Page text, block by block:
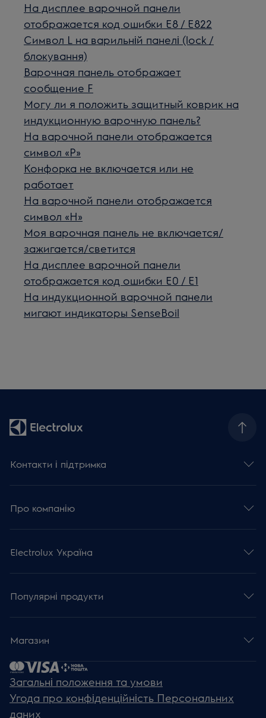
На дисплее варочной панели
отображается код ошибки E8 / E822
Символ L на варильній панелі (lock /
блокування)
Варочная панель отображает
сообщение F
Могу ли я положить защитный коврик на
индукционную варочную панель?
На варочной панели отображается
символ «P»
Конфорка не включается или не
работает
На варочной панели отображается
символ «H»
Моя варочная панель не включается/
зажигается/светится
На дисплее варочной панели
отображается код ошибки E0 / E1
На индукционной варочной панели
мигают индикаторы SenseBoil
Контакти і підтримка
Про компанію
Electrolux Україна
Популярні продукти
Магазин
Загальні положення та умови
Угода про конфіденційність Персональних
даних